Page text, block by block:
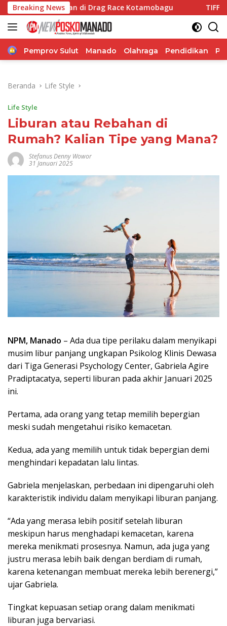
Langsung
ke
konten
Breaking News
di Drag Race Kotamobagu TIFF 2026 Hadirkan
Home
Pemprov Sulut Manado Olahraga Pendidikan
Beranda Life Style
Life Style
Liburan atau Rebahan di
Rumah? Kalian Tipe yang Mana?
Stefanus Denny Wowor
31 Januari 2025
NPM, Manado – Ada dua tipe perilaku dalam menyikapi
musim libur panjang ungkapan Psikolog Klinis Dewasa
dari Tiga Generasi Psychology Center, Gabriela Agire
Pradiptacatya, seperti liburan pada akhir Januari 2025
ini.
Pertama, ada orang yang tetap memilih bepergian
meski sudah mengetahui risiko kemacetan.
Kedua, ada yang memilih untuk tidak bepergian demi
menghindari kepadatan lalu lintas.
Gabriela menjelaskan, perbedaan ini dipengaruhi oleh
karakteristik individu dalam menyikapi liburan panjang.
“Ada yang merasa lebih positif setelah liburan
meskipun harus menghadapi kemacetan, karena
mereka menikmati prosesnya. Namun, ada juga yang
justru merasa lebih baik dengan berdiam di rumah,
karena ketenangan membuat mereka lebih berenergi,”
ujar Gabriela.
Tingkat kepuasan setiap orang dalam menikmati
liburan juga bervariasi.